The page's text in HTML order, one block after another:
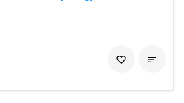

favorite_border